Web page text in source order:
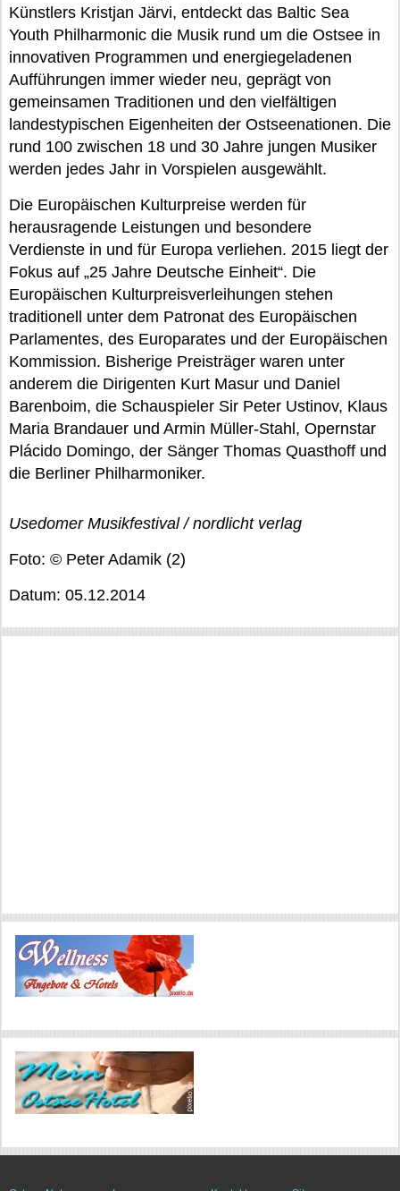
Künstlers Kristjan Järvi, entdeckt das Baltic Sea
Youth Philharmonic die Musik rund um die Ostsee in
innovativen Programmen und energiegeladenen
Aufführungen immer wieder neu, geprägt von
gemeinsamen Traditionen und den vielfältigen
landestypischen Eigenheiten der Ostseenationen. Die
rund 100 zwischen 18 und 30 Jahre jungen Musiker
werden jedes Jahr in Vorspielen ausgewählt.
Die Europäischen Kulturpreise werden für
herausragende Leistungen und besondere
Verdienste in und für Europa verliehen. 2015 liegt der
Fokus auf „25 Jahre Deutsche Einheit“. Die
Europäischen Kulturpreisverleihungen stehen
traditionell unter dem Patronat des Europäischen
Parlamentes, des Europarates und der Europäischen
Kommission. Bisherige Preisträger waren unter
anderem die Dirigenten Kurt Masur und Daniel
Barenboim, die Schauspieler Sir Peter Ustinov, Klaus
Maria Brandauer und Armin Müller-Stahl, Opernstar
Plácido Domingo, der Sänger Thomas Quasthoff und
die Berliner Philharmoniker.
Usedomer Musikfestival / nordlicht verlag
Foto: © Peter Adamik (2)
Datum: 05.12.2014